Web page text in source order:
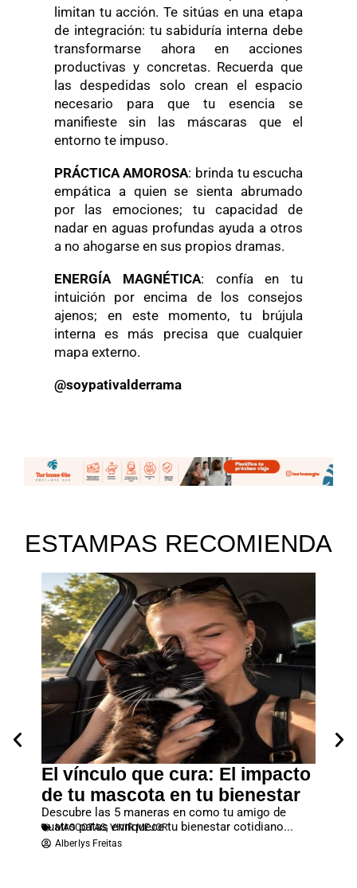
limitan tu acción. Te sitúas en una etapa
de integración: tu sabiduría interna debe
transformarse ahora en acciones
productivas y concretas. Recuerda que
las despedidas solo crean el espacio
necesario para que tu esencia se
manifieste sin las máscaras que el
entorno te impuso.
PRÁCTICA AMOROSA: brinda tu escucha
empática a quien se sienta abrumado
por las emociones; tu capacidad de
nadar en aguas profundas ayuda a otros
a no ahogarse en sus propios dramas.
ENERGÍA MAGNÉTICA: confía en tu
intuición por encima de los consejos
ajenos; en este momento, tu brújula
interna es más precisa que cualquier
mapa externo.
@soypativalderrama
ESTAMPAS RECOMIENDA
El vínculo que cura: El impacto
de tu mascota en tu bienestar
Descubre las 5 maneras en como tu amigo de
cuatro patas enriquece tu bienestar cotidiano...
MASCOTAS,VIVIR MEJOR
Alberlys Freitas